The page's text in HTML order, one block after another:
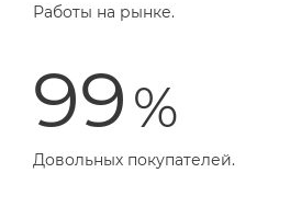
Работы на рынке.
99%
Довольных покупателей.